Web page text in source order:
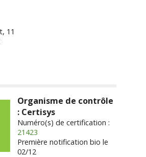
11
Organisme de contrôle
: Certisys
Numéro(s) de certification :
21423
Première notification bio le
02/12